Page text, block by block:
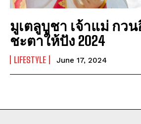
มูเตลูบูชา เจ้าแม่ กวน
ชะตาให้ปัง 2024
LIFESTYLE June 17, 2024